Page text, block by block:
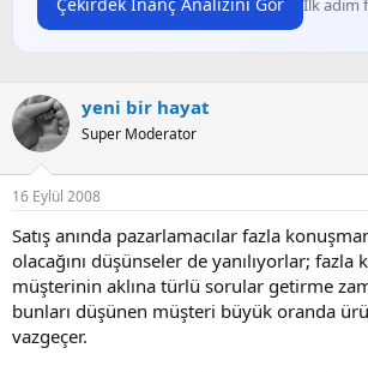
İlk adım
yeni bir hayat
Super Moderator
16 Eylül 2008
Satış anında pazarlamacılar fazla
olacağını düşünseler de yanılıyorlar; fazla
müşterinin aklına türlü sorular getirme
bunları düşünen müşteri büyük oranda
vazgeçer.